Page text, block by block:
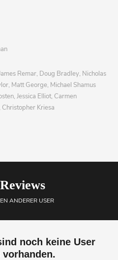
Remar, Doug Bradley, Nicholas
Matt George, Michael Shamus
Jessica Elliot, Carmen
Kriesa
ANDERER USER
noch keine User
vorhanden.